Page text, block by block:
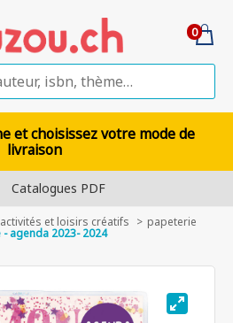
0
et choisissez votre mode de
livraison
Catalogues PDF
activités et loisirs créatifs papeterie
agenda 2023- 2024